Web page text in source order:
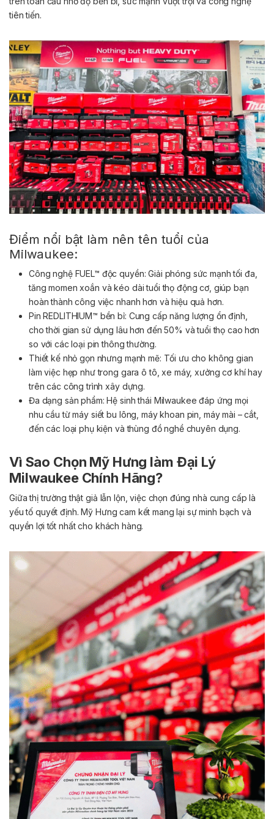
tiên tiến.
Điểm nổi bật làm nên tên tuổi của
Milwaukee:
Công nghệ FUEL™ độc quyền: Giải phóng sức mạnh tối đa,
tăng momen xoắn và kéo dài tuổi thọ động cơ, giúp bạn
hoàn thành công việc nhanh hơn và hiệu quả hơn.
Pin REDLITHIUM™ bền bỉ: Cung cấp năng lượng ổn định,
cho thời gian sử dụng lâu hơn đến 50% và tuổi thọ cao hơn
so với các loại pin thông thường.
Thiết kế nhỏ gọn nhưng mạnh mẽ: Tối ưu cho không gian
làm việc hẹp như trong gara ô tô, xe máy, xưởng cơ khí hay
trên các công trình xây dựng.
Đa dạng sản phẩm: Hệ sinh thái Milwaukee đáp ứng mọi
nhu cầu từ máy siết bu lông, máy khoan pin, máy mài – cắt,
đến các loại phụ kiện và thùng đồ nghề chuyên dụng.
Vì Sao Chọn Mỹ Hưng làm Đại Lý
Milwaukee Chính Hãng?
Giữa thị trường thật giả lẫn lộn, việc chọn đúng nhà cung cấp là
yếu tố quyết định. Mỹ Hưng cam kết mang lại sự minh bạch và
quyền lợi tốt nhất cho khách hàng.